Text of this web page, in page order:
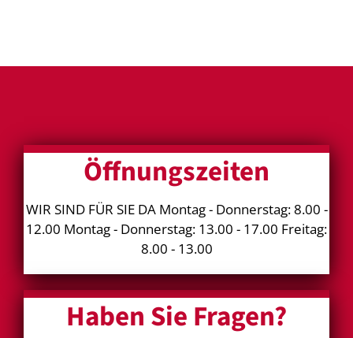
Öffnungszeiten
WIR SIND FÜR SIE DA Montag - Donnerstag: 8.00 -
12.00 Montag - Donnerstag: 13.00 - 17.00 Freitag:
8.00 - 13.00
Haben Sie Fragen?